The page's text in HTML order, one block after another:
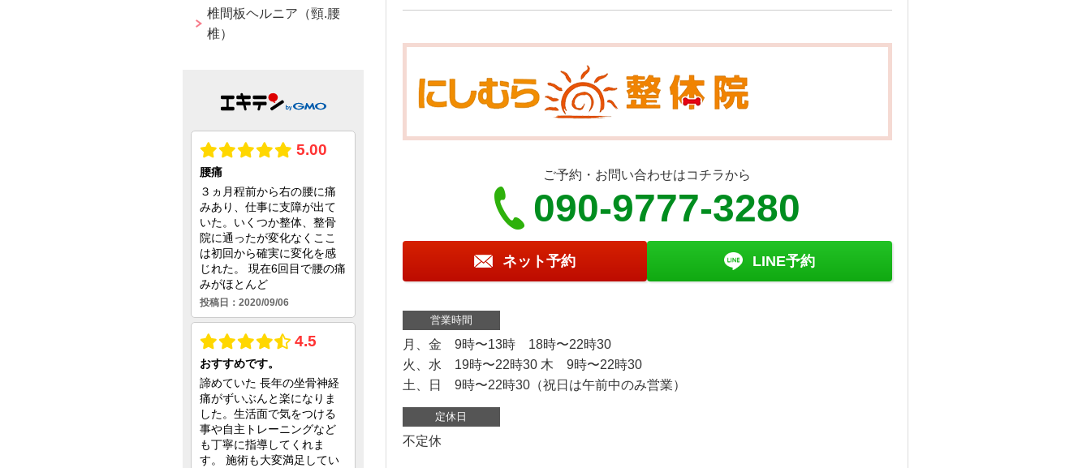
ご予約・お問い合わせはコチラから
090-9777-3280
ネット予約 LINE予約
営業時間
月、金 9時〜13時 18時〜22時30
火、水 19時〜22時30 木 9時〜22時30
土、日 9時〜22時30（祝日は午前中のみ営業）
定休日
不定休
椎間板ヘルニア（頸.腰
椎）